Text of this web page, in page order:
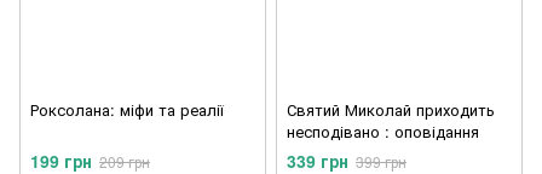
Роксолана: міфи та реалії
199 грн 209 грн
Святий Миколай приходить
несподівано : оповідання
339 грн 399 грн